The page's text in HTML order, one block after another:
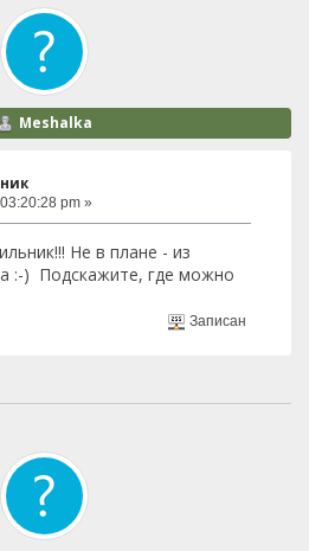
Meshalka
pm »
Не в плане - из
:-) Подскажите, где можно
Записан